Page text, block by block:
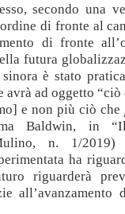
secondo una
di fronte al
di fronte
futura
è stato
avrà ad oggetto
e non più ciò che
Baldwin, in
n. 1/
ha
riguarderà
all’avanzamento